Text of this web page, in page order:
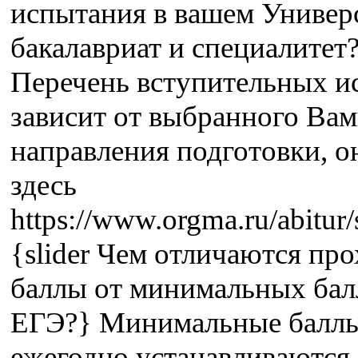
испытания в вашем
бакалавриат и
Перечень вступительных
зависит от выбранного
направления подготовки,
здесь
https://www.orgma.ru/
{slider Чем отличаются
баллы от минимальных
ЕГЭ?} Минимальные